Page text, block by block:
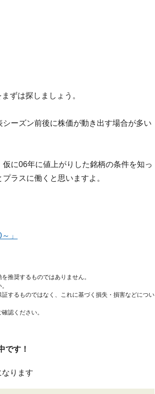
ずは探しましょう。
ーズン前後に株価が動き出す場合が多い
に06年に値上がりした銘柄の条件を知っ
ラスに働くと思いますよ。
」
推奨するものではありません。
するものではなく、これに基づく損失・損害などについ
認ください。
です！
ります